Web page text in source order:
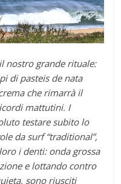
nostro grande rituale:
di pasteis de nata
che rimarrà il
mattutini. I
testare subito lo
da surf “traditional”,
i denti: onda grossa
e lottando contro
sono riusciti